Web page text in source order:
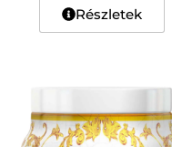
Részletek